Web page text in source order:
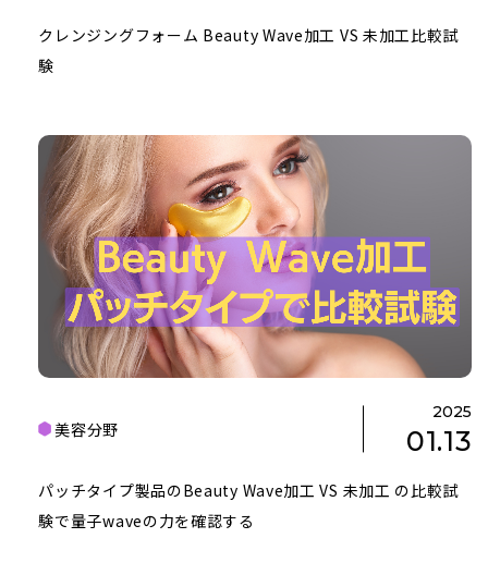
クレンジングフォーム Beauty Wave加工 VS 未加工比較試
験
美容分野
2025
01.13
パッチタイプ製品のBeauty Wave加工 VS 未加工 の比較試
験で量子waveの力を確認する